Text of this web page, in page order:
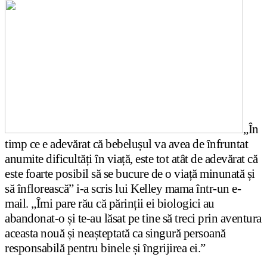
„În
timp ce e adevărat că bebelușul va avea de înfruntat
anumite dificultăți în viață, este tot atât de adevărat că
este foarte posibil să se bucure de o viață minunată și
să înflorească” i-a scris lui Kelley mama într-un e-
mail. „Îmi pare rău că părinții ei biologici au
abandonat-o și te-au lăsat pe tine să treci prin aventura
aceasta nouă și neașteptată ca singură persoană
responsabilă pentru binele și îngrijirea ei.”